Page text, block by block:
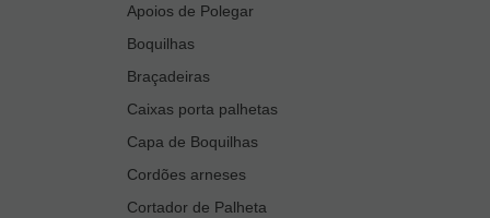
Apoios de Polegar
Boquilhas
Braçadeiras
Caixas porta palhetas
Capa de Boquilhas
Cordões arneses
Cortador de Palheta